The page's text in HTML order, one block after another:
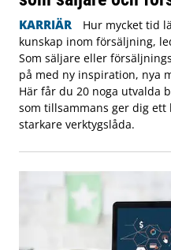
KARRIÄR
Hur mycket tid
kunskap inom försäljning,
Som säljare eller
på med ny inspiration, nya
Här får du 20 noga utvalda
som tillsammans ger dig
starkare verktygslåda.